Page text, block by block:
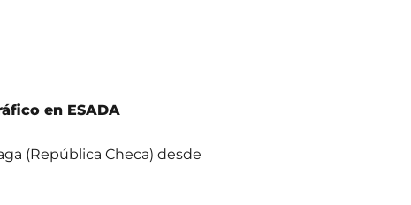
en ESADA
(República Checa) desde